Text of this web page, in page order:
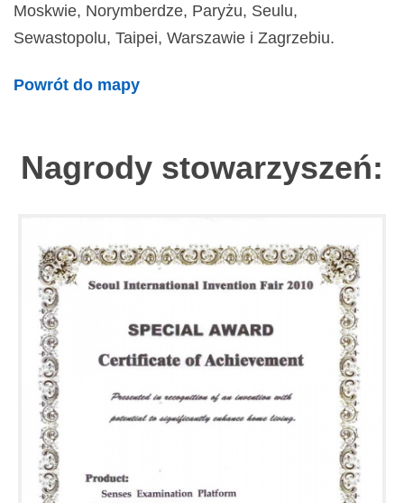
Moskwie, Norymberdze, Paryżu, Seulu,
Sewastopolu, Taipei, Warszawie i Zagrzebiu.
Powrót do mapy
Nagrody stowarzyszeń: